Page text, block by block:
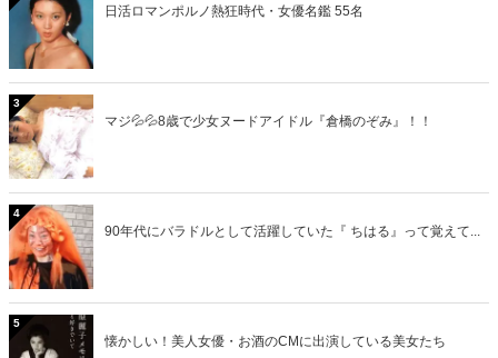
日活ロマンポルノ熱狂時代・女優名鑑 55名
3
マジ💦💦8歳で少女ヌードアイドル『倉橋のぞみ』！！
4
90年代にバラドルとして活躍していた『 ちはる』って覚えて...
5
懐かしい！美人女優・お酒のCMに出演している美女たち